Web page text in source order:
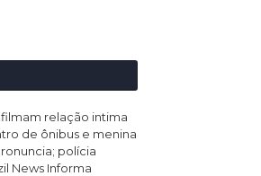
relação intima
de ônibus e menina
polícia
News Informa